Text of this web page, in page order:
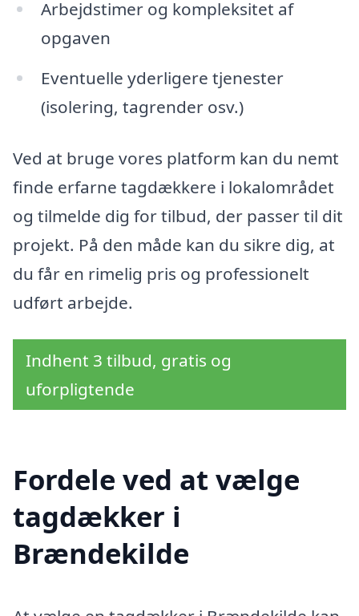
Arbejdstimer og kompleksitet af
opgaven
Eventuelle yderligere tjenester
(isolering, tagrender osv.)
Ved at bruge vores platform kan du nemt
finde erfarne tagdækkere i lokalområdet
og tilmelde dig for tilbud, der passer til dit
projekt. På den måde kan du sikre dig, at
du får en rimelig pris og professionelt
udført arbejde.
Indhent 3 tilbud, gratis og
uforpligtende
Fordele ved at vælge
tagdækker i
Brændekilde